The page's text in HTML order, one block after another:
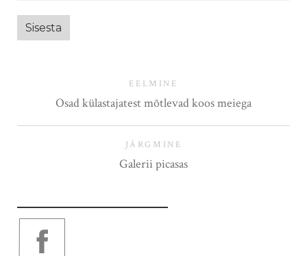
EELMINE
Osad külastajatest mõtlevad koos meiega
JÄRGMINE
Galerii picasas